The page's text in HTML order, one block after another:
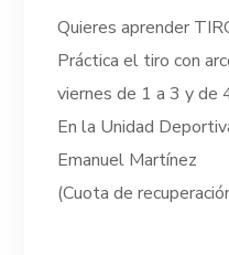
Quieres aprender
Práctica el tiro con
viernes de 1 a 3 y de
En la Unidad
Emanuel Martínez
(Cuota de